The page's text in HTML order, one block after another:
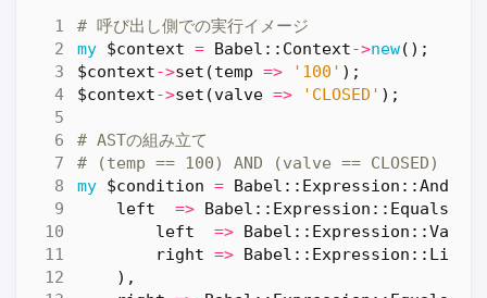
# 呼び出し側での実行イメージ
my $context = Babel::Context->new();
$context->set (temp => '100' );
$context->set (valve => 'CLOSED' );
# ASTの組み立て
# (temp == 100) AND (valve == CLOSED)
my $condition =
left
=>
left
=>
right =>
),